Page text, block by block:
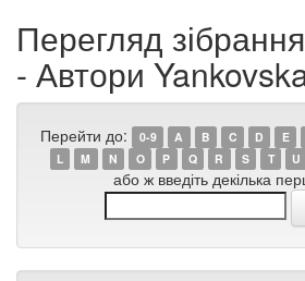
Перегляд
- Автори
Перейти до: 0-9 A B C D E
L
M N O P Q R S T U
або ж введіть декілька